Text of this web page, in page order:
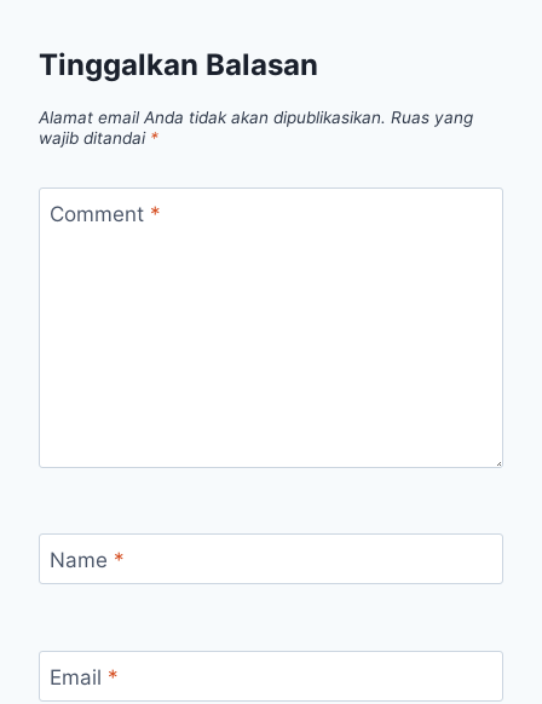
Tinggalkan Balasan
Alamat email Anda tidak akan dipublikasikan. Ruas yang
wajib ditandai *
Comment *
Name *
Email *